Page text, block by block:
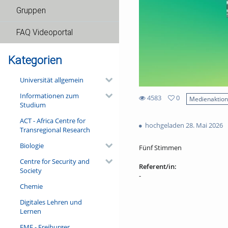
Gruppen
FAQ Videoportal
Kategorien
Universität allgemein
Informationen zum
Studium
ACT - Africa Centre for
Transregional Research
Biologie
Centre for Security and
Society
Chemie
Digitales Lehren und
Lernen
4583
views
0
hochgeladen 28. Mai 2026
Fünf Stimmen
Referent/in:
-